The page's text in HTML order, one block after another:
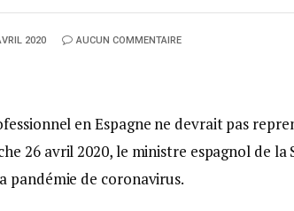
2020 AUCUN COMMENTAIRE
en Espagne ne devrait pas
26 avril 2020, le ministre espagnol de
pandémie de coronavirus.